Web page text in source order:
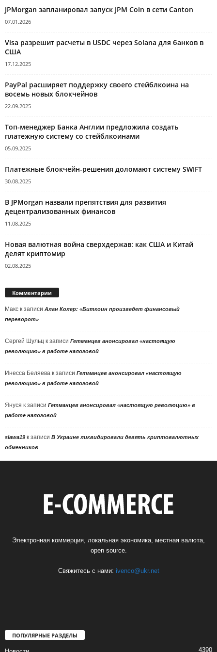
JPMorgan запланировал запуск JPM Coin в сети Canton
07.01.2026
Visa разрешит расчеты в USDC через Solana для банков в
США
17.12.2025
PayPal расширяет поддержку своего стейблкоина на
восемь новых блокчейнов
22.09.2025
Топ-менеджер Банка Англии предложила создать
платежную систему со стейблкоинами
05.09.2025
Платежные блокчейн-решения доломают систему SWIFT
30.08.2025
В JPMorgan назвали препятствия для развития
децентрализованных финансов
11.08.2025
Новая валютная война сверхдержав: как США и Китай
делят криптомир
02.08.2025
Комментарии
Макс к записи Алан Колер: «Биткоин произведет финансовый
переворот»
Сергей Шульц к записи Гетманцев анонсировал «настоящую
революцию» в работе налоговой
Инесса Беляева к записи Гетманцев анонсировал «настоящую
революцию» в работе налоговой
Януся к записи Гетманцев анонсировал «настоящую революцию» в
работе налоговой
slawa19 к записи В Украине ликвидировали девять криптовалютных
обменников
Электронная коммерция, локальная экономика, местная валюта,
open source.
Свяжитесь с нами: ivenco@ukr.net
ПОПУЛЯРНЫЕ РАЗДЕЛЫ
4390